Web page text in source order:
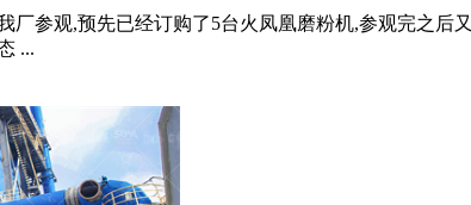
厂参观,预先已经订购了5台火凤凰磨粉机,参观完之
...